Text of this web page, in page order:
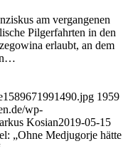
am vergangenen
Pilgerfahrten in den
erlaubt, an dem
1959
wp-
Kosian2019-05-15
„Ohne Medjugorje hätte